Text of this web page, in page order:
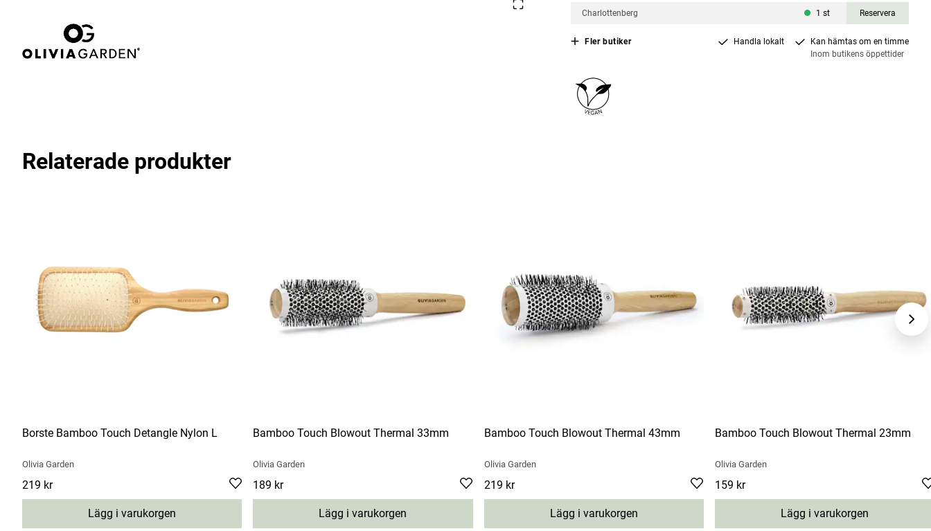
Charlottenberg 1 st Reservera
Fler butiker Handla lokalt
Kan hämtas om en timme
Inom butikens öppettider
Relaterade produkter
Borste Bamboo Touch Detangle Nylon L
Olivia Garden
Pris :219 kr
219 kr
Lägg i varukorgen
Bamboo Touch Blowout Thermal 33mm
Olivia Garden
Pris :189 kr
189 kr
Lägg i varukorgen
Bamboo Touch Blowout Thermal 43mm
Olivia Garden
Pris :219 kr
219 kr
Lägg i varukorgen
Bamboo Touch Blowout Thermal 23mm
Olivia Garden
Pris :159 kr
159 kr
Lägg i varukorgen